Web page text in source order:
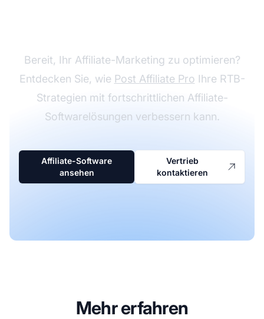
Bereit, Ihr Affiliate-Marketing zu optimieren?
Entdecken Sie, wie Post Affiliate Pro Ihre RTB-
Strategien mit fortschrittlichen Affiliate-
Softwarelösungen verbessern kann.
Affiliate-Software
ansehen
Vertrieb
kontaktieren
Mehr erfahren